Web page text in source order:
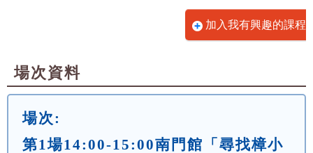
加入我有興趣的課程
場次資料
場次:
第1場14:00-15:00南門館「尋找樟小